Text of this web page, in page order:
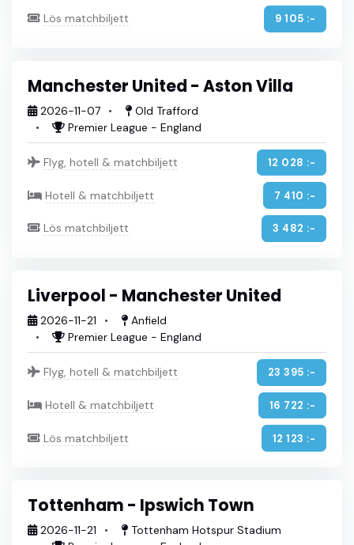
Lös matchbiljett 9 105 :-
Manchester United - Aston Villa
2026-11-07
Old Trafford
Premier League - England
Flyg, hotell & matchbiljett 12 028 :-
Hotell & matchbiljett 7 410 :-
Lös matchbiljett 3 482 :-
Liverpool - Manchester United
2026-11-21
Anfield
Premier League - England
Flyg, hotell & matchbiljett 23 395 :-
Hotell & matchbiljett 16 722 :-
Lös matchbiljett 12 123 :-
Tottenham - Ipswich Town
2026-11-21
Tottenham Hotspur Stadium